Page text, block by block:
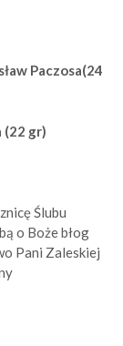
Paczosa(24
(22 gr)
Ślubu
o Boże błog
Pani Zaleskiej